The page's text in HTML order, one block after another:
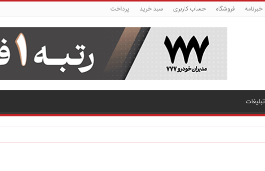
خبرنامه فروشگاه حساب کاربری سبد خرید پرداخت
تبلیغات